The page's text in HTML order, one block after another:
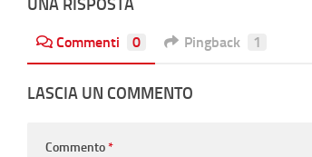
UNA RISPOSTA
Commenti 0 Pingback 1
LASCIA UN COMMENTO
Commento*